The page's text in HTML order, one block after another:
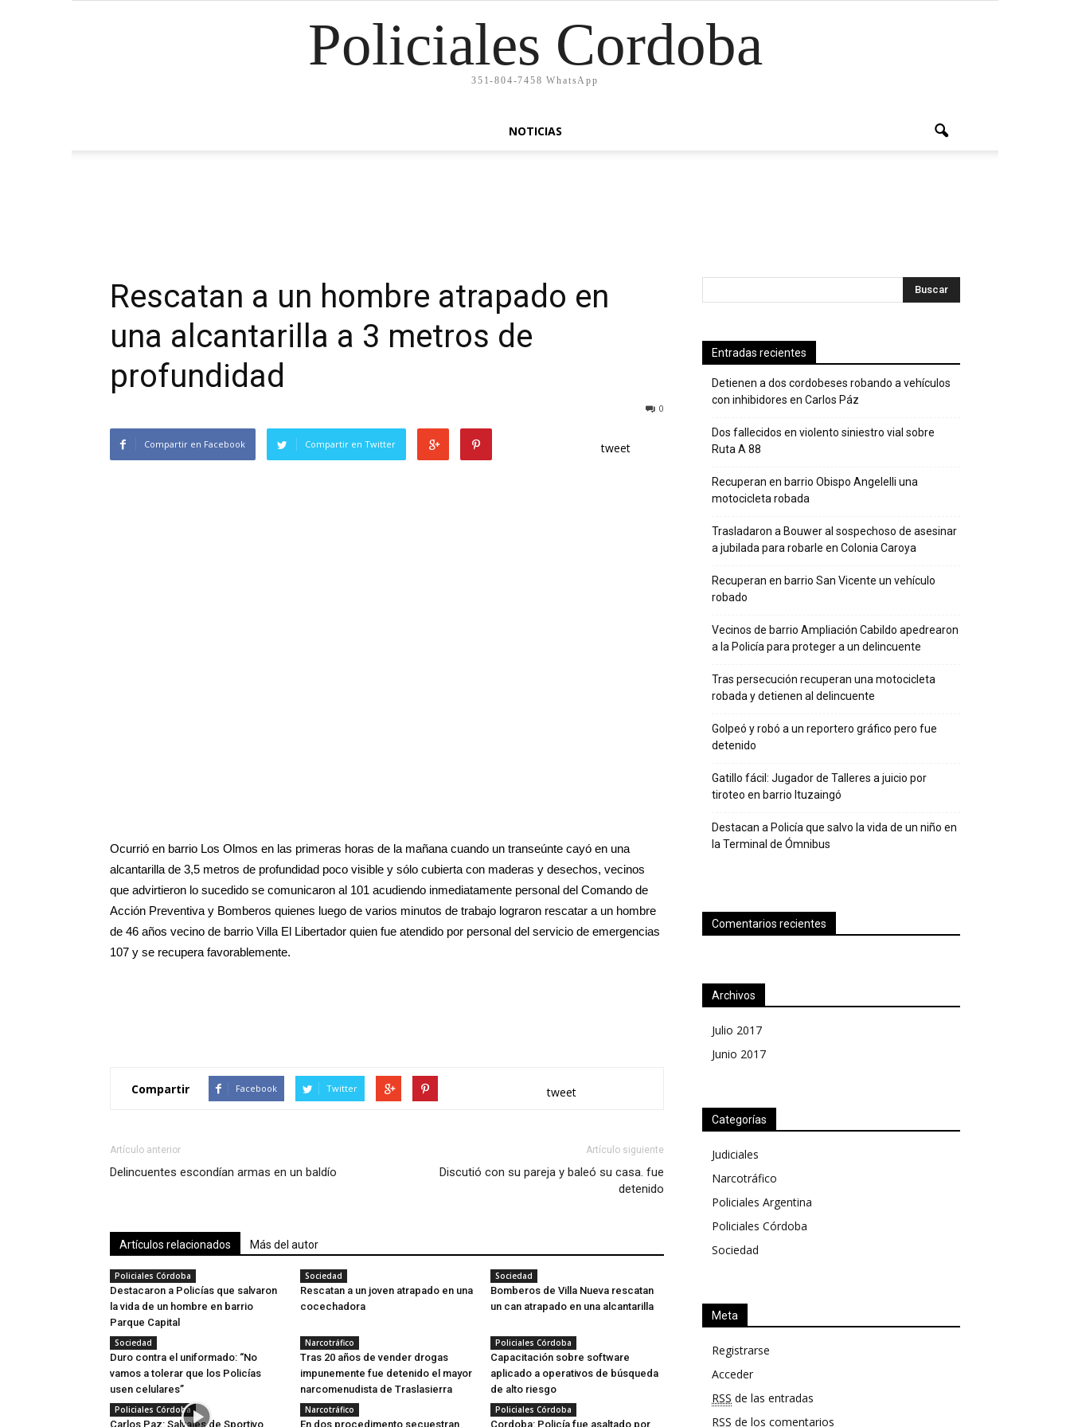
Policiales Cordoba
351-804-7458 WhatsApp
NOTICIAS
Rescatan a un hombre atrapado en
una alcantarilla a 3 metros de
profundidad
0
Compartir en Facebook Compartir en Twitter tweet
Ocurrió en barrio Los Olmos en las primeras horas de la mañana cuando un transeúnte cayó en una
alcantarilla de 3,5 metros de profundidad poco visible y sólo cubierta con maderas y desechos, vecinos
que advirtieron lo sucedido se comunicaron al 101 acudiendo inmediatamente personal del Comando de
Acción Preventiva y Bomberos quienes luego de varios minutos de trabajo lograron rescatar a un hombre
de 46 años vecino de barrio Villa El Libertador quien fue atendido por personal del servicio de emergencias
107 y se recupera favorablemente.
Compartir Facebook Twitter tweet
Artículo anterior
Delincuentes escondían armas en un baldío
Artículo siguiente
Discutió con su pareja y baleó su casa. fue
detenido
Artículos relacionados Más del autor
Policiales Córdoba
Destacaron a Policías que salvaron
la vida de un hombre en barrio
Parque Capital
Sociedad
Rescatan a un joven atrapado en una
cocechadora
Sociedad
Bomberos de Villa Nueva rescatan
un can atrapado en una alcantarilla
Sociedad
Duro contra el uniformado: “No
vamos a tolerar que los Policías
usen celulares”
Narcotráfico
Tras 20 años de vender drogas
impunemente fue detenido el mayor
narcomenudista de Traslasierra
Policiales Córdoba
Capacitación sobre software
aplicado a operativos de búsqueda
de alto riesgo
Policiales Córdoba
Carlos Paz: Salvajes de Sportivo
Narcotráfico
En dos procedimento secuestran
Policiales Córdoba
Cordoba: Policía fue asaltado por
Entradas recientes
Detienen a dos cordobeses robando a vehículos
con inhibidores en Carlos Páz
Dos fallecidos en violento siniestro vial sobre
Ruta A 88
Recuperan en barrio Obispo Angelelli una
motocicleta robada
Trasladaron a Bouwer al sospechoso de asesinar
a jubilada para robarle en Colonia Caroya
Recuperan en barrio San Vicente un vehículo
robado
Vecinos de barrio Ampliación Cabildo apedrearon
a la Policía para proteger a un delincuente
Tras persecución recuperan una motocicleta
robada y detienen al delincuente
Golpeó y robó a un reportero gráfico pero fue
detenido
Gatillo fácil: Jugador de Talleres a juicio por
tiroteo en barrio Ituzaingó
Destacan a Policía que salvo la vida de un niño en
la Terminal de Ómnibus
Comentarios recientes
Archivos
Julio 2017
Junio 2017
Categorías
Judiciales
Narcotráfico
Policiales Argentina
Policiales Córdoba
Sociedad
Meta
Registrarse
Acceder
RSS de las entradas
RSS de los comentarios